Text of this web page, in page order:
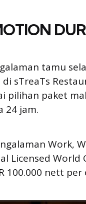
tamu
sTreaTs
pilihan paket
24 jam.
Work,
Licensed World
100.000 nett per